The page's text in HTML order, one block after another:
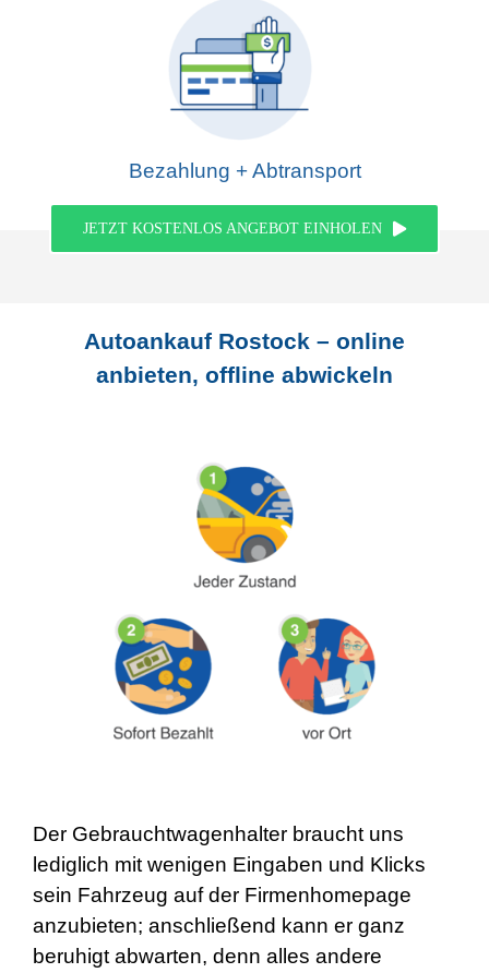
Bezahlung + Abtransport
JETZT KOSTENLOS ANGEBOT EINHOLEN
Autoankauf Rostock – online
anbieten, offline abwickeln
Der Gebrauchtwagenhalter braucht uns
lediglich mit wenigen Eingaben und Klicks
sein Fahrzeug auf der Firmenhomepage
anzubieten; anschließend kann er ganz
beruhigt abwarten, denn alles andere